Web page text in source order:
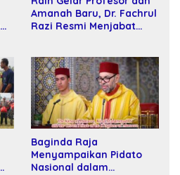
Amanah Baru, Dr. Fachrul
Razi Resmi Menjabat
Baginda Raja
Menyampaikan Pidato
Nasional dalam